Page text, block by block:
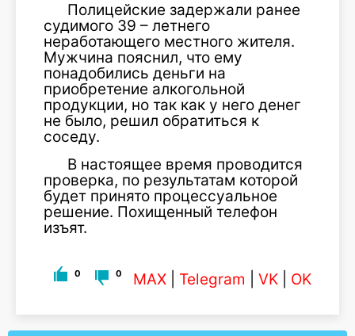
Полицейские задержали ранее
судимого 39 – летнего
неработающего местного жителя.
Мужчина пояснил, что ему
понадобились деньги на
приобретение алкогольной
продукции, но так как у него денег
не было, решил обратиться к
соседу.
В настоящее время проводится
проверка, по результатам которой
будет принято процессуальное
решение. Похищенный телефон
изъят.
0 0 MAX Telegram VK OK